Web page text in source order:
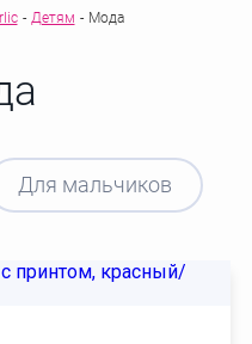
- Детям - Мода
Для мальчиков